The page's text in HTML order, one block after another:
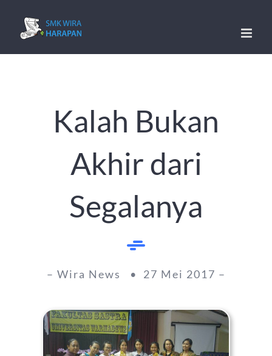
Kalah Bukan
Akhir dari
Segalanya
– Wira News • 27 Mei 2017 –